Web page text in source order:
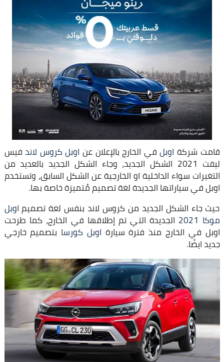
قامت شركة اوبلفي الخارج بالإعلان عن اوبل كروس لاندفيس
ليفت 2021 الشكل الجديد، وجاء الشكل الجديد بالعديد من
التغيرات سواء الداخلية او الخارجية عن الشكل السابق، وتستخدم
اوبل في سياراتها الجديدة لغة تصميم مُتميزة خاصة بها.
حيث جاء الشكل الجديد من كروس لاند بنفس لغة تصميماوبل
موكا 2021 الجديدة التي تم إطلاقها في الخارج، كما طرحت
اوبل في الخارج منذ فترة سيارة اوبل كورسا بتصميم خارجي
جديد ايضًا.